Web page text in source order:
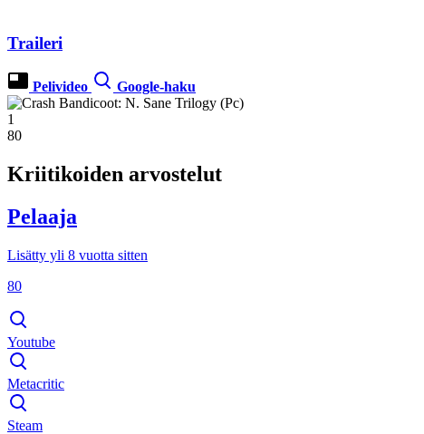
Traileri
Pelivideo Google-haku
1
80
Kriitikoiden arvostelut
Pelaaja
Lisätty yli 8 vuotta sitten
80
Youtube
Metacritic
Steam